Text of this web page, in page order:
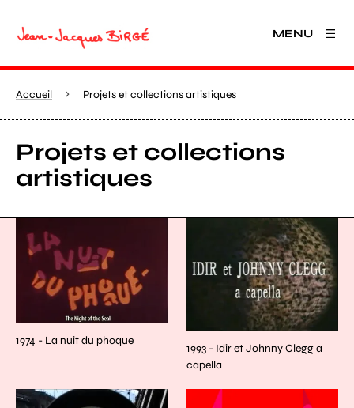
MENU
Accueil Projets et collections artistiques
Projets et collections
artistiques
1974 - La nuit du phoque
1993 - Idir et Johnny Clegg a
capella